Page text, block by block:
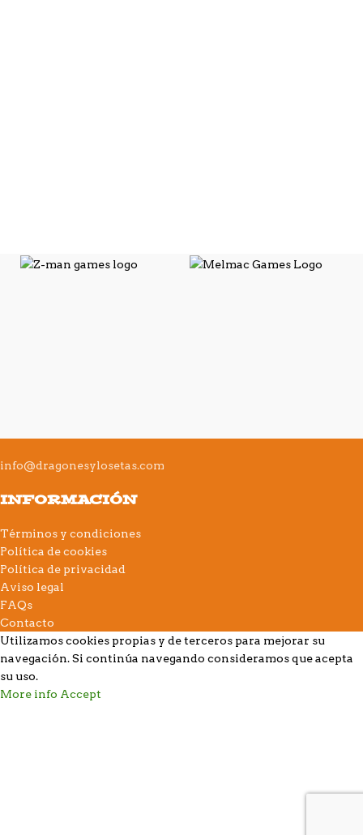
info@dragonesylosetas.com
INFORMACIÓN
Términos y condiciones
Política de cookies
Política de privacidad
Aviso legal
FAQs
Contacto
Utilizamos cookies propias y de terceros para mejorar su
navegación. Si continúa navegando consideramos que acepta
su uso.
More info Accept